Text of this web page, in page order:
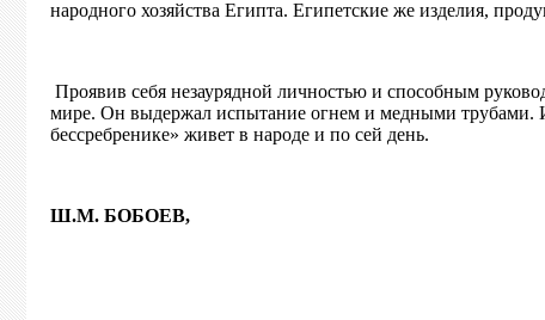
народного хозяйства Египта. Египетские же изделия,
Проявив себя незаурядной личностью и способным
мире. Он выдержал испытание огнем и медными трубами.
бессребренике» живет в народе и по сей день.
Ш.М. БОБОЕВ,